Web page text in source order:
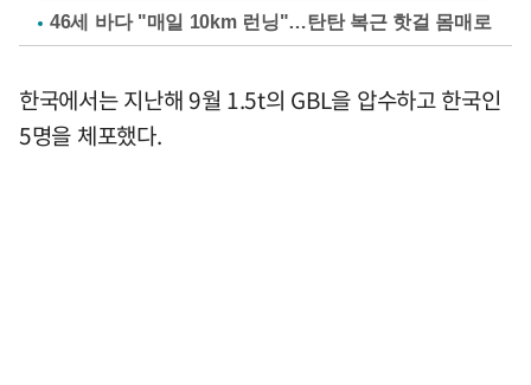
46세 바다 "매일 10km 런닝"…탄탄 복근 핫걸 몸매로
한국에서는 지난해 9월 1.5t의 GBL을 압수하고 한국인
5명을 체포했다.